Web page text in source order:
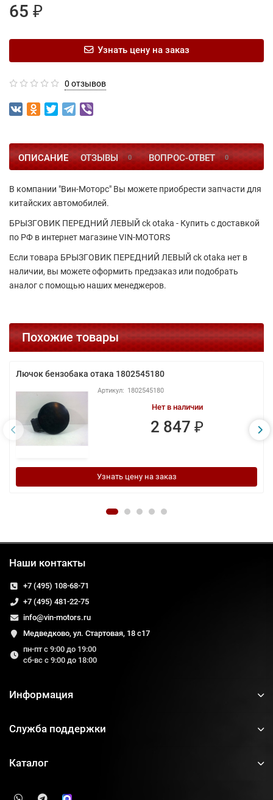
65 ₽
Узнать цену на заказ
0 отзывов
ОПИСАНИЕ ОТЗЫВЫ 0 ВОПРОС-ОТВЕТ 0
В компании "Вин-Моторс" Вы можете приобрести запчасти для
китайских автомобилей.
БРЫЗГОВИК ПЕРЕДНИЙ ЛЕВЫЙ ck otaka - Купить с доставкой
по РФ в интернет магазине VIN-MOTORS
Если товара БРЫЗГОВИК ПЕРЕДНИЙ ЛЕВЫЙ ck otaka нет в
наличии, вы можете оформить предзаказ или подобрать
аналог с помощью наших менеджеров.
Похожие товары
Лючок бензобака отака 1802545180
1802545180
Нет в наличии
2 847 ₽
Узнать цену на заказ
Наши контакты
+7 (495) 108-68-71
+7 (495) 481-22-75
info@vin-motors.ru
Медведково, ул. Стартовая, 18 с17
пн-пт с 9:00 до 19:00
сб-вс с 9:00 до 18:00
Информация
Служба поддержки
Каталог